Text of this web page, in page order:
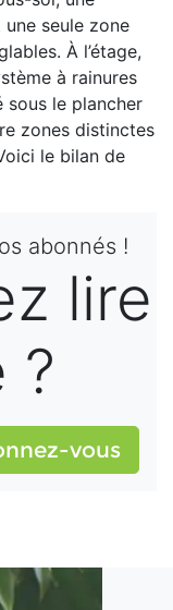
seule zone
À l’étage,
à rainures
sous le plancher
zones distinctes
le bilan de
abonnés !
lire
?
vous